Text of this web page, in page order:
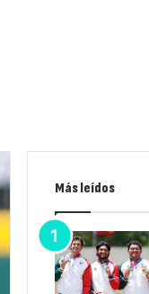
Más leídos